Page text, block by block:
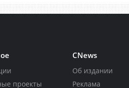
проекты
CNews
Об издании
Реклама